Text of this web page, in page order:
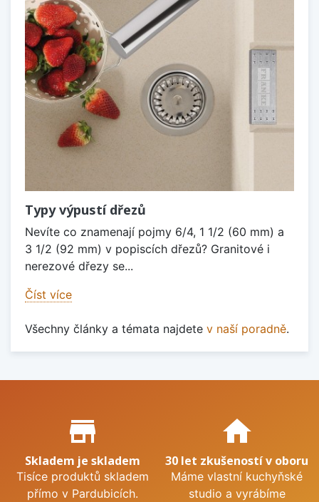
Typy výpustí dřezů
Nevíte co znamenají pojmy 6/4, 1 1/2 (60 mm) a
3 1/2 (92 mm) v popiscích dřezů? Granitové i
nerezové dřezy se...
Číst více
Všechny články a témata najdete v naší poradně.
Proč nakupovat u nás?
store_mall_directory
Skladem je skladem
Tisíce produktů skladem
přímo v Pardubicích.
home
30 let zkušeností v oboru
Máme vlastní kuchyňské
studio a vyrábíme